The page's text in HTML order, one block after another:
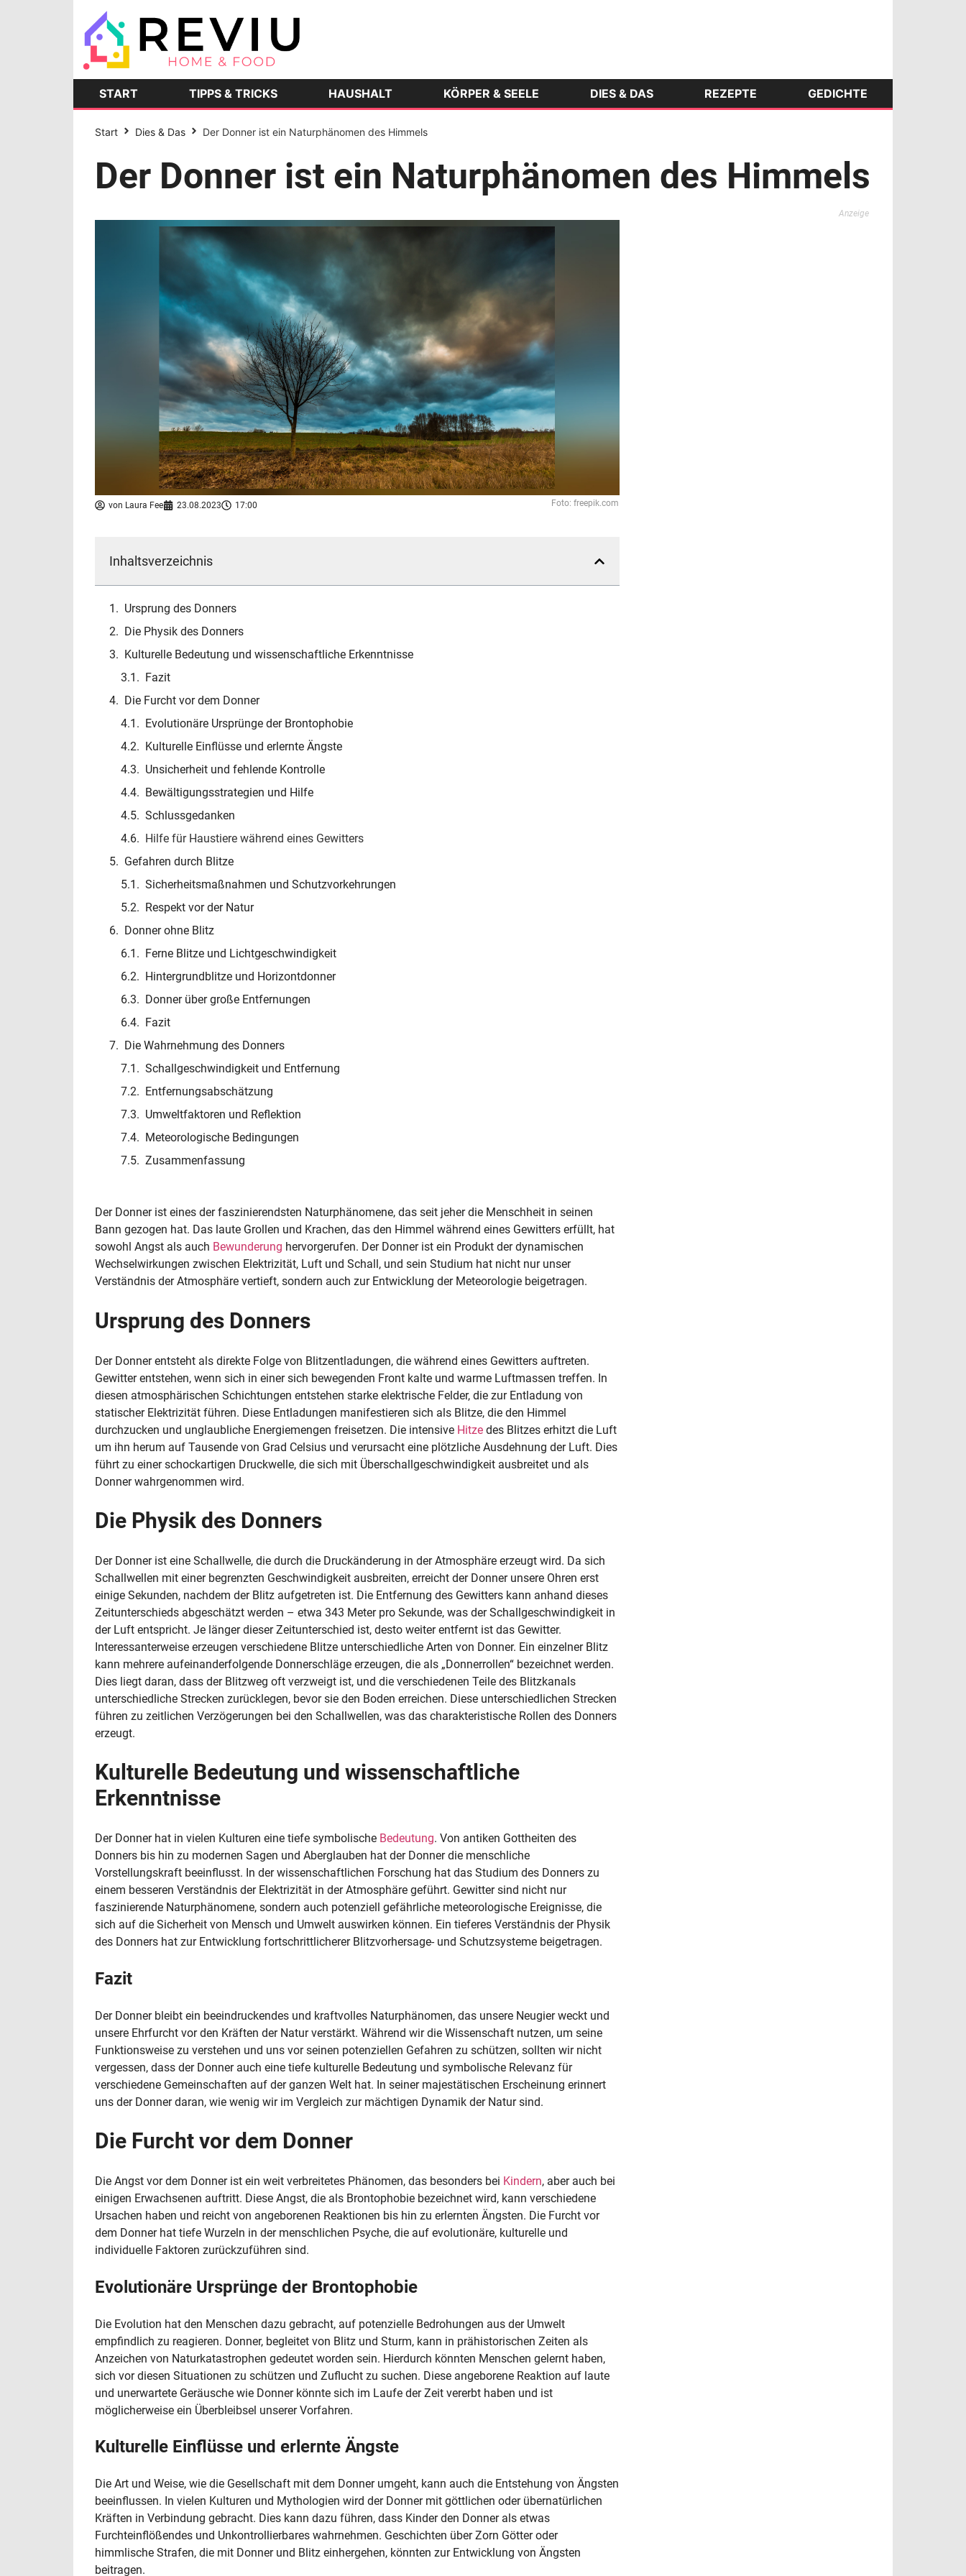
START TIPPS & TRICKS HAUSHALT KÖRPER & SEELE DIES & DAS REZEPTE GEDICHTE
Start Dies & Das Der Donner ist ein Naturphänomen des Himmels
Der Donner ist ein Naturphänomen des Himmels
von Laura Fee 23.08.2023 17:00 Foto: freepik.com
Inhaltsverzeichnis
Ursprung des Donners
Die Physik des Donners
Kulturelle Bedeutung und wissenschaftliche Erkenntnisse
Fazit
Die Furcht vor dem Donner
Evolutionäre Ursprünge der Brontophobie
Kulturelle Einflüsse und erlernte Ängste
Unsicherheit und fehlende Kontrolle
Bewältigungsstrategien und Hilfe
Schlussgedanken
Hilfe für Haustiere während eines Gewitters
Gefahren durch Blitze
Sicherheitsmaßnahmen und Schutzvorkehrungen
Respekt vor der Natur
Donner ohne Blitz
Ferne Blitze und Lichtgeschwindigkeit
Hintergrundblitze und Horizontdonner
Donner über große Entfernungen
Fazit
Die Wahrnehmung des Donners
Schallgeschwindigkeit und Entfernung
Entfernungsabschätzung
Umweltfaktoren und Reflektion
Meteorologische Bedingungen
Zusammenfassung
Der Donner ist eines der faszinierendsten Naturphänomene, das seit jeher die Menschheit in seinen
Bann gezogen hat. Das laute Grollen und Krachen, das den Himmel während eines Gewitters erfüllt, hat
sowohl Angst als auch Bewunderung hervorgerufen. Der Donner ist ein Produkt der dynamischen
Wechselwirkungen zwischen Elektrizität, Luft und Schall, und sein Studium hat nicht nur unser
Verständnis der Atmosphäre vertieft, sondern auch zur Entwicklung der Meteorologie beigetragen.
Ursprung des Donners
Der Donner entsteht als direkte Folge von Blitzentladungen, die während eines Gewitters auftreten.
Gewitter entstehen, wenn sich in einer sich bewegenden Front kalte und warme Luftmassen treffen. In
diesen atmosphärischen Schichtungen entstehen starke elektrische Felder, die zur Entladung von
statischer Elektrizität führen. Diese Entladungen manifestieren sich als Blitze, die den Himmel
durchzucken und unglaubliche Energiemengen freisetzen. Die intensive Hitze des Blitzes erhitzt die Luft
um ihn herum auf Tausende von Grad Celsius und verursacht eine plötzliche Ausdehnung der Luft. Dies
führt zu einer schockartigen Druckwelle, die sich mit Überschallgeschwindigkeit ausbreitet und als
Donner wahrgenommen wird.
Die Physik des Donners
Der Donner ist eine Schallwelle, die durch die Druckänderung in der Atmosphäre erzeugt wird. Da sich
Schallwellen mit einer begrenzten Geschwindigkeit ausbreiten, erreicht der Donner unsere Ohren erst
einige Sekunden, nachdem der Blitz aufgetreten ist. Die Entfernung des Gewitters kann anhand dieses
Zeitunterschieds abgeschätzt werden – etwa 343 Meter pro Sekunde, was der Schallgeschwindigkeit in
der Luft entspricht. Je länger dieser Zeitunterschied ist, desto weiter entfernt ist das Gewitter.
Interessanterweise erzeugen verschiedene Blitze unterschiedliche Arten von Donner. Ein einzelner Blitz
kann mehrere aufeinanderfolgende Donnerschläge erzeugen, die als „Donnerrollen“ bezeichnet werden.
Dies liegt daran, dass der Blitzweg oft verzweigt ist, und die verschiedenen Teile des Blitzkanals
unterschiedliche Strecken zurücklegen, bevor sie den Boden erreichen. Diese unterschiedlichen Strecken
führen zu zeitlichen Verzögerungen bei den Schallwellen, was das charakteristische Rollen des Donners
erzeugt.
Kulturelle Bedeutung und wissenschaftliche
Erkenntnisse
Der Donner hat in vielen Kulturen eine tiefe symbolische Bedeutung. Von antiken Gottheiten des
Donners bis hin zu modernen Sagen und Aberglauben hat der Donner die menschliche
Vorstellungskraft beeinflusst. In der wissenschaftlichen Forschung hat das Studium des Donners zu
einem besseren Verständnis der Elektrizität in der Atmosphäre geführt. Gewitter sind nicht nur
faszinierende Naturphänomene, sondern auch potenziell gefährliche meteorologische Ereignisse, die
sich auf die Sicherheit von Mensch und Umwelt auswirken können. Ein tieferes Verständnis der Physik
des Donners hat zur Entwicklung fortschrittlicherer Blitzvorhersage- und Schutzsysteme beigetragen.
Fazit
Der Donner bleibt ein beeindruckendes und kraftvolles Naturphänomen, das unsere Neugier weckt und
unsere Ehrfurcht vor den Kräften der Natur verstärkt. Während wir die Wissenschaft nutzen, um seine
Funktionsweise zu verstehen und uns vor seinen potenziellen Gefahren zu schützen, sollten wir nicht
vergessen, dass der Donner auch eine tiefe kulturelle Bedeutung und symbolische Relevanz für
verschiedene Gemeinschaften auf der ganzen Welt hat. In seiner majestätischen Erscheinung erinnert
uns der Donner daran, wie wenig wir im Vergleich zur mächtigen Dynamik der Natur sind.
Die Furcht vor dem Donner
Die Angst vor dem Donner ist ein weit verbreitetes Phänomen, das besonders bei Kindern, aber auch bei
einigen Erwachsenen auftritt. Diese Angst, die als Brontophobie bezeichnet wird, kann verschiedene
Ursachen haben und reicht von angeborenen Reaktionen bis hin zu erlernten Ängsten. Die Furcht vor
dem Donner hat tiefe Wurzeln in der menschlichen Psyche, die auf evolutionäre, kulturelle und
individuelle Faktoren zurückzuführen sind.
Evolutionäre Ursprünge der Brontophobie
Die Evolution hat den Menschen dazu gebracht, auf potenzielle Bedrohungen aus der Umwelt
empfindlich zu reagieren. Donner, begleitet von Blitz und Sturm, kann in prähistorischen Zeiten als
Anzeichen von Naturkatastrophen gedeutet worden sein. Hierdurch könnten Menschen gelernt haben,
sich vor diesen Situationen zu schützen und Zuflucht zu suchen. Diese angeborene Reaktion auf laute
und unerwartete Geräusche wie Donner könnte sich im Laufe der Zeit vererbt haben und ist
möglicherweise ein Überbleibsel unserer Vorfahren.
Kulturelle Einflüsse und erlernte Ängste
Die Art und Weise, wie die Gesellschaft mit dem Donner umgeht, kann auch die Entstehung von Ängsten
beeinflussen. In vielen Kulturen und Mythologien wird der Donner mit göttlichen oder übernatürlichen
Kräften in Verbindung gebracht. Dies kann dazu führen, dass Kinder den Donner als etwas
Furchteinflößendes und Unkontrollierbares wahrnehmen. Geschichten über Zorn Götter oder
himmlische Strafen, die mit Donner und Blitz einhergehen, könnten zur Entwicklung von Ängsten
beitragen.
Anzeige